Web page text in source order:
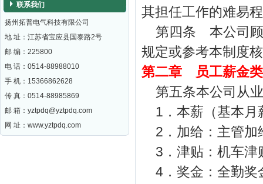
联系我们
扬州拓普电气科技有限公司
地 址：江苏省宝应县国泰路2号
邮 编： 225800
电 话：0514-88988010
手 机：15366862628
传 真：0514-88985869
邮 箱： yztpdq@yztpdq.com
网 址： www.yztpdq.com
其担任工作的难易
第四条 本公司顾
规定或参考本制度
第二章 员工薪金
第五条本公司从
1 ．本薪（基本月
2 ．加给：主管
3 ．津贴：机车
4 ．奖金：全勤